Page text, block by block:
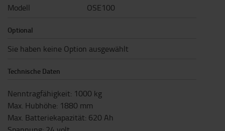
Modell OSE100
Optional
Sie haben keine Option ausgewählt
Technische Daten
Nenntragfähigkeit: 1000 kg
Max. Hubhöhe: 1880 mm
Max. Batteriekapazität: 620 Ah